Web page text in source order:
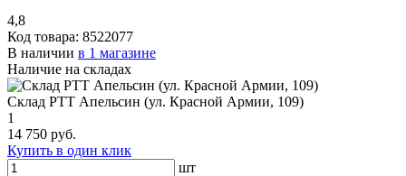
4,8
Код товара: 8522077
В наличии в 1 магазине
Наличие на складах
Склад РТТ Апельсин (ул. Красной Армии, 109)
1
14 750 руб.
Купить в один клик
шт